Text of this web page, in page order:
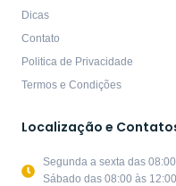
Dicas
Contato
Politica de Privacidade
Termos e Condições
Localização e
Segunda a sexta das
Sábado das 08:00 às 12:00